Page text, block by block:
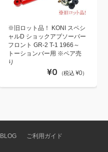
※旧ロット品！ KONI スペシ
ャルD ショックアブソーバー
フロント GR-2 T-1 1966～
トーションバー用 ※ペア売
り
¥0 （税込 ¥0）
BLOG ご利用ガイド